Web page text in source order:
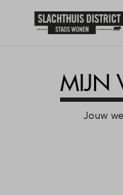
MIJN
Jouw
Vergroten